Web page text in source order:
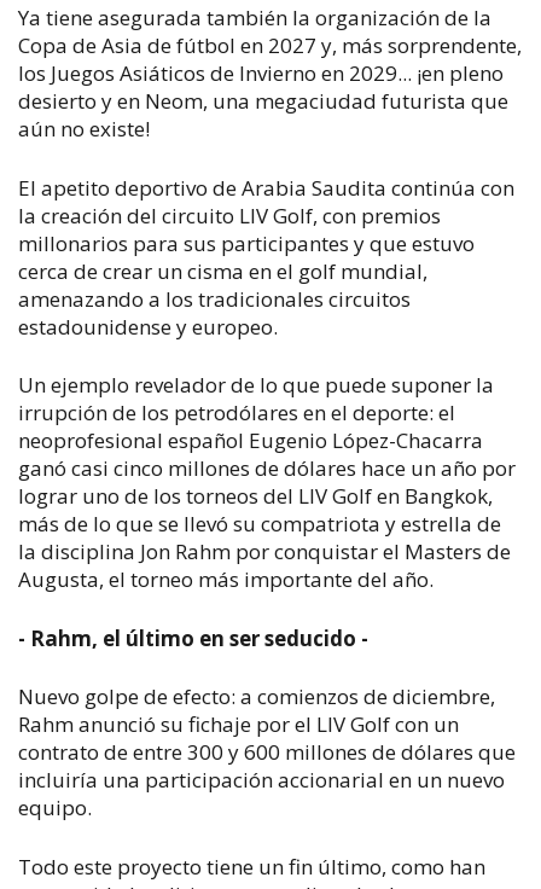
Ya tiene asegurada también la organización de la
Copa de Asia de fútbol en 2027 y, más sorprendente,
los Juegos Asiáticos de Invierno en 2029... ¡en pleno
desierto y en Neom, una megaciudad futurista que
aún no existe!
El apetito deportivo de Arabia Saudita continúa con
la creación del circuito LIV Golf, con premios
millonarios para sus participantes y que estuvo
cerca de crear un cisma en el golf mundial,
amenazando a los tradicionales circuitos
estadounidense y europeo.
Un ejemplo revelador de lo que puede suponer la
irrupción de los petrodólares en el deporte: el
neoprofesional español Eugenio López-Chacarra
ganó casi cinco millones de dólares hace un año por
lograr uno de los torneos del LIV Golf en Bangkok,
más de lo que se llevó su compatriota y estrella de
la disciplina Jon Rahm por conquistar el Masters de
Augusta, el torneo más importante del año.
- Rahm, el último en ser seducido -
Nuevo golpe de efecto: a comienzos de diciembre,
Rahm anunció su fichaje por el LIV Golf con un
contrato de entre 300 y 600 millones de dólares que
incluiría una participación accionarial en un nuevo
equipo.
Todo este proyecto tiene un fin último, como han